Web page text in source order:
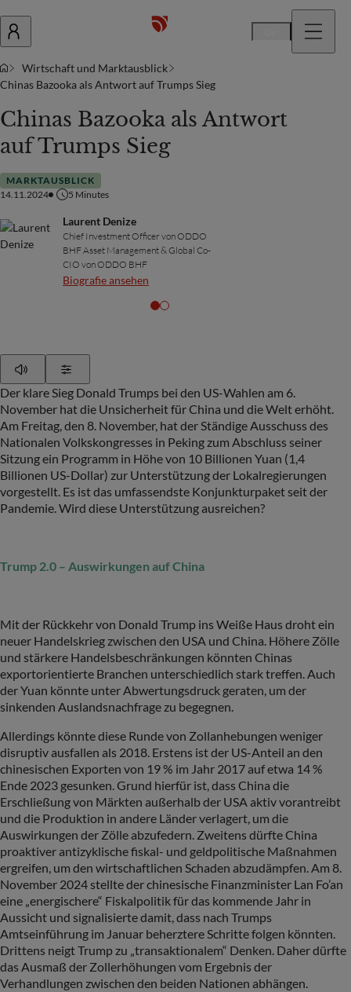
Wirtschaft und Marktausblick
Chinas Bazooka als Antwort auf Trumps Sieg
Chinas Bazooka als Antwort
auf Trumps Sieg
MARKTAUSBLICK
14.11.2024
5 Minutes
Laurent Denize
Chief Investment Officer von ODDO
BHF Asset Management & Global Co-
CIO von ODDO BHF
Biografie ansehen
Der klare Sieg Donald Trumps bei den US-Wahlen am 6.
November hat die Unsicherheit für China und die Welt erhöht.
Am Freitag, den 8. November, hat der Ständige Ausschuss des
Nationalen Volkskongresses in Peking zum Abschluss seiner
Sitzung ein Programm in Höhe von 10 Billionen Yuan (1,4
Billionen US-Dollar) zur Unterstützung der Lokalregierungen
vorgestellt. Es ist das umfassendste Konjunkturpaket seit der
Pandemie. Wird diese Unterstützung ausreichen?
Trump 2.0 – Auswirkungen auf China
Mit der Rückkehr von Donald Trump ins Weiße Haus droht ein
neuer Handelskrieg zwischen den USA und China. Höhere Zölle
und stärkere Handelsbeschränkungen könnten Chinas
exportorientierte Branchen unterschiedlich stark treffen. Auch
der Yuan könnte unter Abwertungsdruck geraten, um der
sinkenden Auslandsnachfrage zu begegnen.
Allerdings könnte diese Runde von Zollanhebungen weniger
disruptiv ausfallen als 2018. Erstens ist der US-Anteil an den
chinesischen Exporten von 19 % im Jahr 2017 auf etwa 14 %
Ende 2023 gesunken. Grund hierfür ist, dass China die
Erschließung von Märkten außerhalb der USA aktiv vorantreibt
und die Produktion in andere Länder verlagert, um die
Auswirkungen der Zölle abzufedern. Zweitens dürfte China
proaktiver antizyklische fiskal- und geldpolitische Maßnahmen
ergreifen, um den wirtschaftlichen Schaden abzudämpfen. Am 8.
November 2024 stellte der chinesische Finanzminister Lan Fo’an
eine „energischere“ Fiskalpolitik für das kommende Jahr in
Aussicht und signalisierte damit, dass nach Trumps
Amtseinführung im Januar beherztere Schritte folgen könnten.
Drittens neigt Trump zu „transaktionalem“ Denken. Daher dürfte
das Ausmaß der Zollerhöhungen vom Ergebnis der
Verhandlungen zwischen den beiden Nationen abhängen.